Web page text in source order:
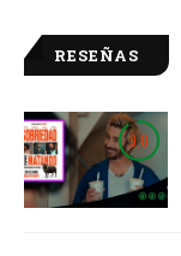
RESEÑAS
9.0